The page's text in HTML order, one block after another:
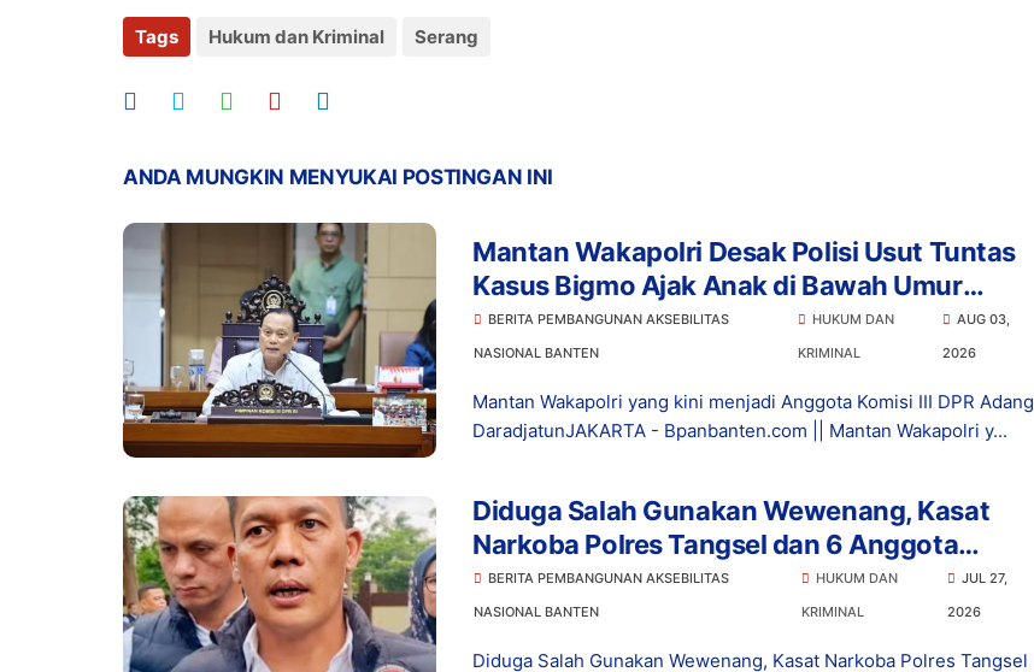
Tags Hukum dan Kriminal Serang
ANDA MUNGKIN MENYUKAI POSTINGAN INI
Mantan Wakapolri Desak Polisi Usut Tuntas
Kasus Bigmo Ajak Anak di Bawah Umur
Promosikan Vape
BERITA PEMBANGUNAN AKSEBILITAS
NASIONAL BANTEN
HUKUM DAN
KRIMINAL
AUG 03,
2026
Mantan Wakapolri yang kini menjadi Anggota Komisi III DPR Adang
DaradjatunJAKARTA - Bpanbanten.com || Mantan Wakapolri y...
Diduga Salah Gunakan Wewenang, Kasat
Narkoba Polres Tangsel dan 6 Anggota
Ditangkap Bareskrim
BERITA PEMBANGUNAN AKSEBILITAS
NASIONAL BANTEN
HUKUM DAN
KRIMINAL
JUL 27,
2026
Diduga Salah Gunakan Wewenang, Kasat Narkoba Polres Tangsel